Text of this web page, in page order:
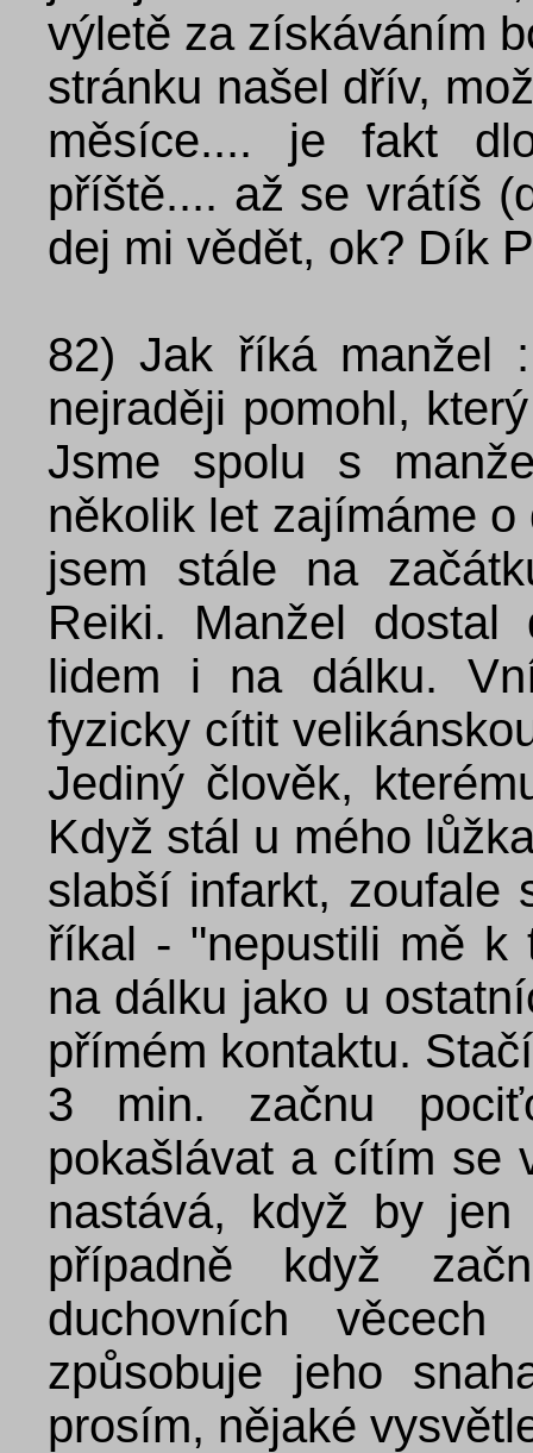
výletě za získáváním
stránku našel dřív,
měsíce.... je fakt
příště.... až se vrátíš
dej mi vědět, ok? Dík
82)Jak říká manžel
nejraději pomohl,
Jsme spolu s
několik let zajímáme
jsem stále na
Reiki. Manžel
lidem i na dálku.
fyzicky cítit
Jediný člověk,
Když stál u mého
slabší infarkt, zoufale
říkal - "nepustili mě k
na dálku jako u
přímém kontaktu.
3 min. začnu
pokašlávat a cítím se
nastává, když by
případně když
duchovních
způsobuje jeho
prosím, nějaké